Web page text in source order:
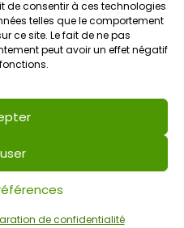
de consentir à ces technologies
telles que le comportement
ce site. Le fait de ne pas
peut avoir un effet négatif
de confidentialité
laine et découvrez les
du mouton en fil doux
cet atelier, les participants
: lavage, cardage et
sensorielle et
le savoir-faire artisanal
des insectes
monde fascinant des
qui nous entourent . Au